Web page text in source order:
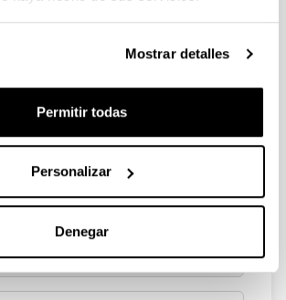
Mostrar detalles
Permitir todas
Personalizar
Denegar